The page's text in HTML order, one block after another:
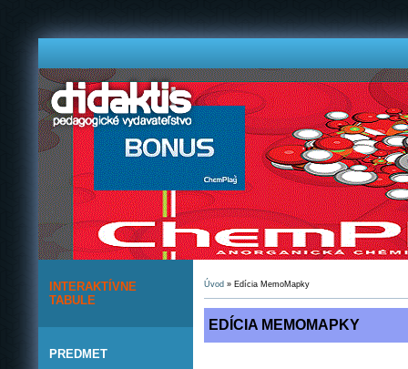
INTERAKTÍVNE
TABULE
PREDMET
Úvod » Edícia MemoMapky
EDÍCIA MEMOMAPKY